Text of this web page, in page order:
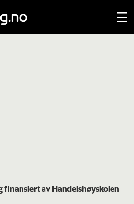
finansiert av Handelshøyskolen